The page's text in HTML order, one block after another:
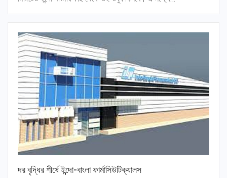
দর বৃদ্ধির শীর্ষে ইন্দো-বাংলা ফার্মাসিউটিক্যালস